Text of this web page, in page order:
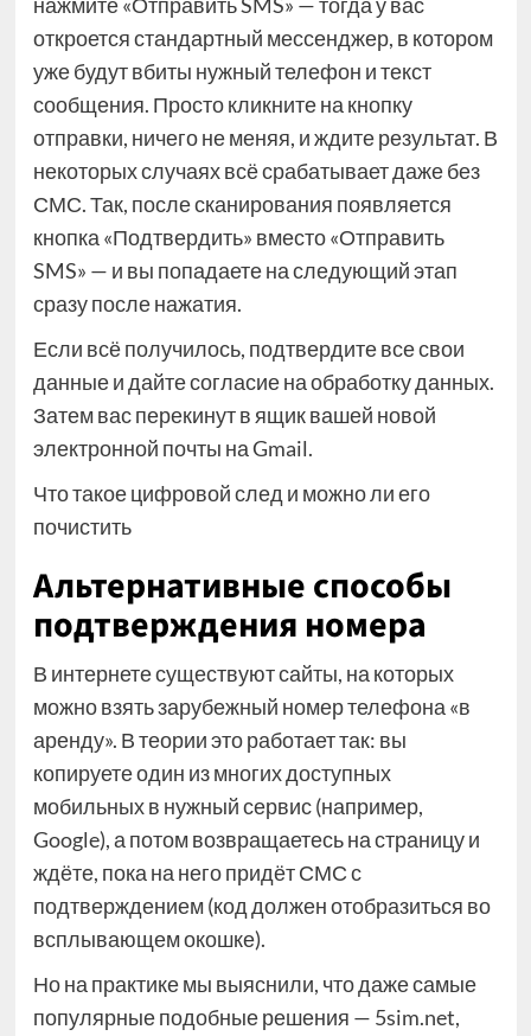
откроется стандартный мессенджер, в котором
уже будут вбиты нужный телефон и текст
сообщения. Просто кликните на кнопку
отправки, ничего не меняя, и ждите результат. В
некоторых случаях всё срабатывает даже без
СМС. Так, после сканирования появляется
кнопка «Подтвердить» вместо «Отправить
SMS» — и вы попадаете на следующий этап
сразу после нажатия.
Если всё получилось, подтвердите все свои
данные и дайте согласие на обработку данных.
Затем вас перекинут в ящик вашей новой
электронной почты на Gmail.
Что такое цифровой след и можно ли его
почистить
Альтернативные способы
подтверждения номера
В интернете существуют сайты, на которых
можно взять зарубежный номер телефона «в
аренду». В теории это работает так: вы
копируете один из многих доступных
мобильных в нужный сервис (например,
Google), а потом возвращаетесь на страницу и
ждёте, пока на него придёт СМС с
подтверждением (код должен отобразиться во
всплывающем окошке).
Но на практике мы выяснили, что даже самые
популярные подобные решения — 5sim.net,